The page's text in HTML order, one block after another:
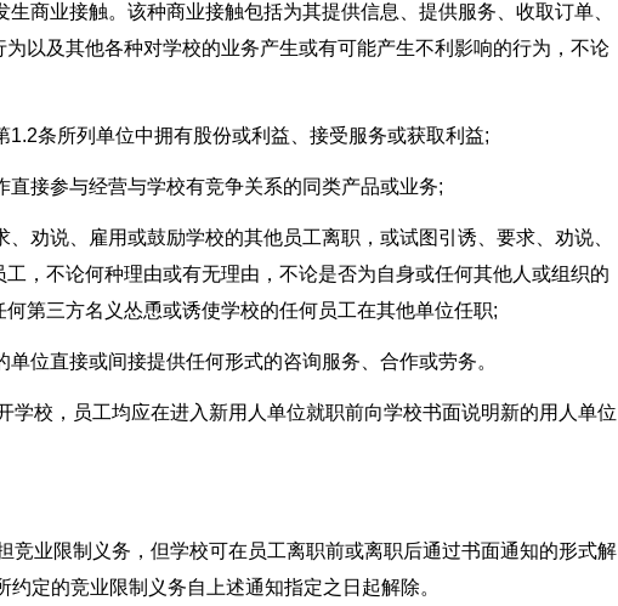
生商业接触。该种商业接触包括为其提供信息、提供服务、收取订单、
以及其他各种对学校的业务产生或有可能产生不利影响的行为，不论
1.2条所列单位中拥有股份或利益、接受服务或获取利益;
直接参与经营与学校有竞争关系的同类产品或业务;
、劝说、雇用或鼓励学校的其他员工离职，或试图引诱、要求、劝说、
，不论何种理由或有无理由，不论是否为自身或任何其他人或组织的
第三方名义怂恿或诱使学校的任何员工在其他单位任职;
单位直接或间接提供任何形式的咨询服务、合作或劳务。
学校，员工均应在进入新用人单位就职前向学校书面说明新的用人单位
竞业限制义务，但学校可在员工离职前或离职后通过书面通知的形式解
约定的竞业限制义务自上述通知指定之日起解除。